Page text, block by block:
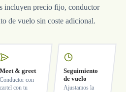
incluyen precio fijo, conductor
de vuelo sin coste adicional.
Meet & greet
Conductor con
cartel con tu
Seguimiento
de vuelo
Ajustamos la